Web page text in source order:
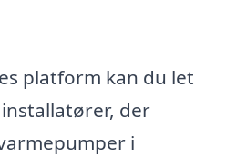
platform kan du let
der
i